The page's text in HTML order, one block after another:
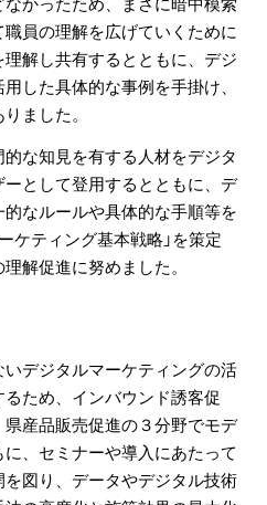
員の理解を広げていくために
解し共有するとともに、デジ
した具体的な事例を手掛け、
ました。
な知見を有する人材をデジタ
として登用するとともに、デ
なルールや具体的な手順等を
ケティング基本戦略」を策定
解促進に努めました。
デジタルマーケティングの活
ため、インバウンド誘客促
産品販売促進の３分野でモデ
、セミナーや導入にあたって
図り、データやデジタル技術